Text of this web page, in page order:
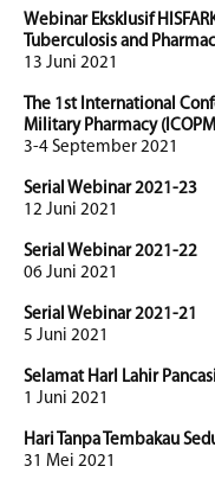
Webinar Eksklusif
Tuberculosis and
13 Juni 2021
The 1st International
Military Pharmacy
3-4 September 2021
Serial Webinar 2021-23
12 Juni 2021
Serial Webinar 2021-22
06 Juni 2021
Serial Webinar 2021-21
5 Juni 2021
Selamat HarI Lahir
1 Juni 2021
Hari Tanpa Tembakau
31 Mei 2021